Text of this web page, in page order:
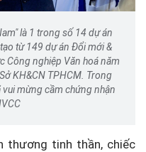
là 1 trong số 14 dự án
từ 149 dự án Đổi mới &
Công nghiệp Văn hoá năm
KH&CN TPHCM. Trong
vui mừng cầm chứng nhận
thương tinh thần, chiếc